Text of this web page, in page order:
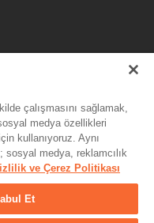
Teknolojileri,
çalışmasını sağlamak,
medya özellikleri
kullanıyoruz. Aynı
sosyal medya, reklamcılık
ve Çerez Politikası
Et